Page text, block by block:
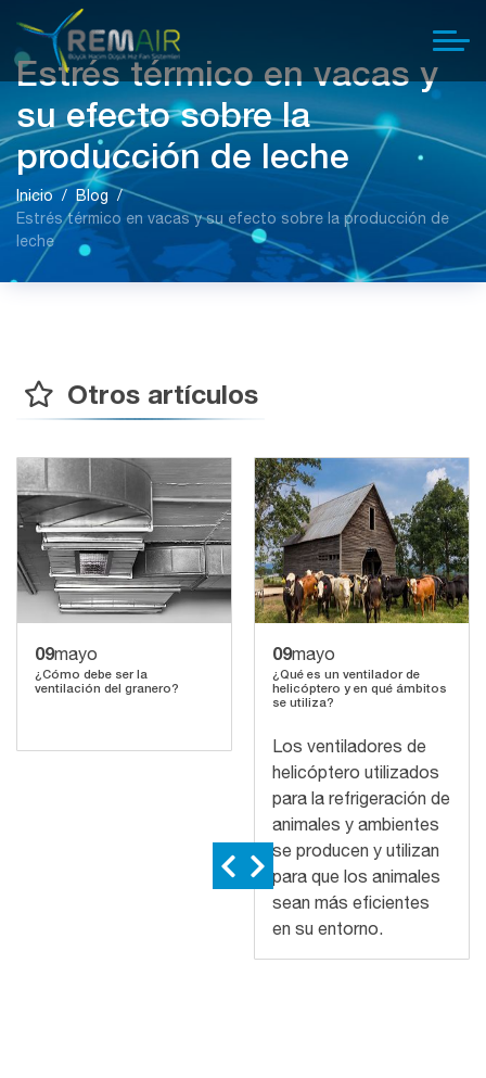
Estrés térmico en vacas y
su efecto sobre la
producción de leche
Inicio
Blog
Estrés térmico en vacas y su efecto sobre la producción de
leche
Otros artículos
09mayo
¿Cómo debe ser la
ventilación del granero?
09mayo
¿Qué es un ventilador de
helicóptero y en qué ámbitos
se utiliza?
Los ventiladores de
helicóptero utilizados
para la refrigeración de
animales y ambientes
se producen y utilizan
para que los animales
sean más eficientes
en su entorno.